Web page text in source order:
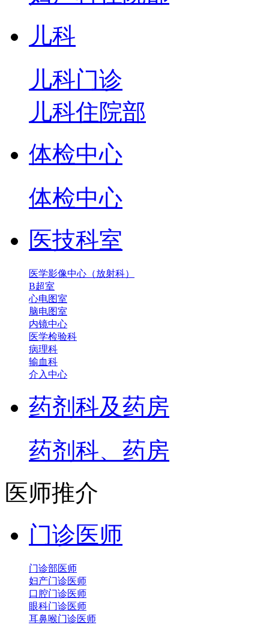
儿科
儿科门诊
儿科住院部
体检中心
体检中心
医技科室
医学影像中心（放射科）
B超室
心电图室
脑电图室
内镜中心
医学检验科
病理科
输血科
介入中心
药剂科及药房
药剂科、药房
医师推介
门诊医师
门诊部医师
妇产门诊医师
口腔门诊医师
眼科门诊医师
耳鼻喉门诊医师